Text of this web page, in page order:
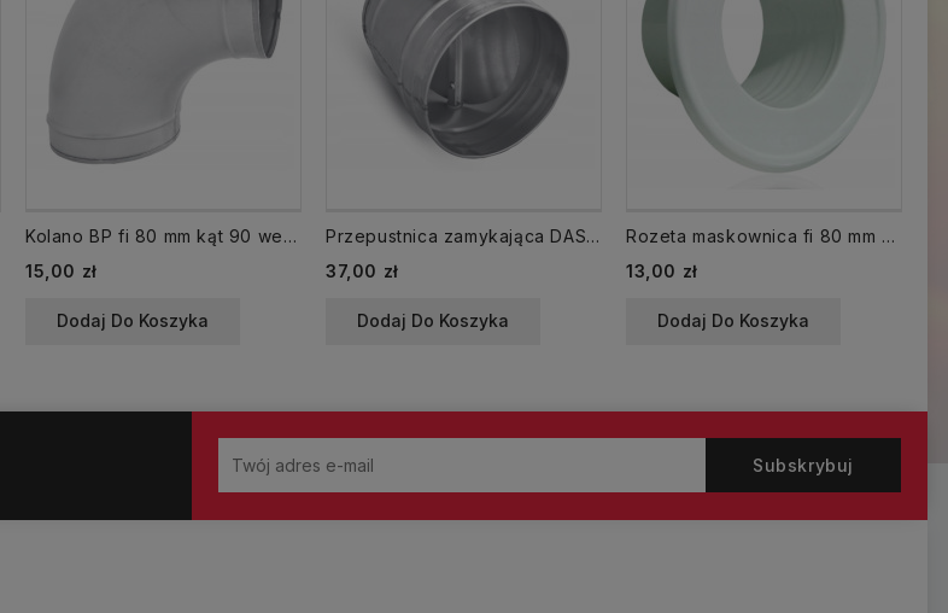
Kolano BP fi 80 mm kąt 90 wentylacyjne
Cena
15,00 zł
Dodaj Do Koszyka
Przepustnica zamykająca DAS fi 250
Cena
37,00 zł
Dodaj Do Koszyka
Rozeta maskownica fi 80 mm biała kołnierz
Cena
13,00 zł
Dodaj Do Koszyka